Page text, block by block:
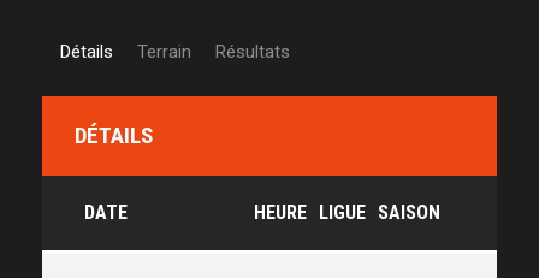
Détails Terrain Résultats
DÉTAILS
DATE HEURE LIGUE SAISON